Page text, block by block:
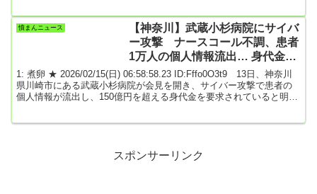
生産が多い米アップルもやり玉に挙がるなど、中国でモノづくりを
手掛ける企業の先行きに暗雲が垂れ込めている。9日午前の東京株
憤まんニュース
【神奈川】武蔵小杉病院にサイバ
ー攻撃 ナースコール不調、患者
1万人の個人情報流出… 身代金1
億ドル「応じない」
1: 煮卵 ★ 2026/02/15(日) 06:58:58.23 ID:Fffo0O3t9 13日、神奈川
県川崎市にある武蔵小杉病院が会見を開き、サイバー攻撃で患者の
個人情報が流出し、150億円を超える身代金を要求されていると明ら
小杉病院は、開院から90年...スポンサーリンク